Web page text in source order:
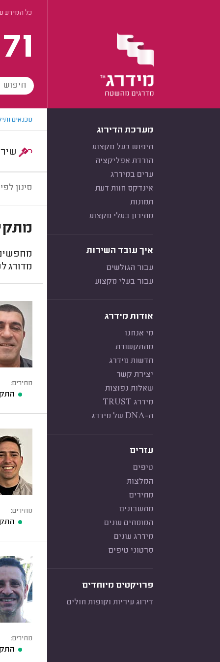
כל המידע
מערכת הדירוג
חיפוש בעל מקצוע
הורדת אפליקציה
ערים במידרג
אינדקס חוות דעת
תמונות
מחירון בעלי מקצוע
איך עובד השירות
עבור הגולשים
עבור בעלי מקצוע
אודות מידרג
מי אנחנו
מהתקשורת
חדשות מידרג
יצירת קשר
שאלות נפוצות
מידרג TRUST
ה-DNA של מידרג
עזרים
טיפים
המלצות
מחירים
מחשבונים
המומחים עונים
מידרג עונים
סרטוני טיפים
פרויקטים מיוחדים
דירוג עיריות וקופות חולים
טכנאים
סינון
מדורג
מחירים:
מחירים:
מחירים: